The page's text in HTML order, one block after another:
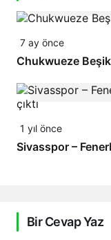
7 ay önce
Chukwueze
1 yıl önce
Sivasspor –
Bir Cevap Yaz